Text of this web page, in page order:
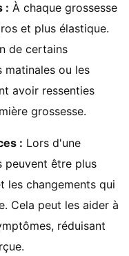
: À chaque grossesse
et plus élastique.
de certains
matinales ou les
avoir ressenties
grossesse.
: Lors d'une
peuvent être plus
les changements qui
Cela peut les aider à
réduisant